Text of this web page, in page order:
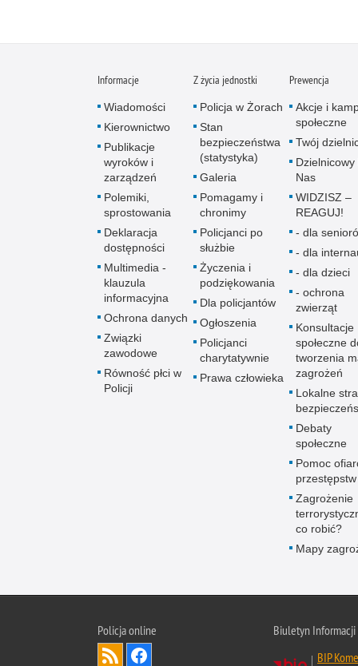
Informacje
Wiadomości
Kierownictwo
Publikacje
wyroków i
zarządzeń
Polemiki,
sprostowania
Deklaracja
dostępności
Multimedia -
klauzula
informacyjna
Ochrona danych
Związki
zawodowe
Równość płci w
Policji
Z życia jednostki
Policja w Żorach
Stan
bezpieczeństwa
(statystyka)
Galeria
Pomagamy i
chronimy
Policjanci po
służbie
Życzenia i
podziękowania
Dla policjantów
Ogłoszenia
Policjanci
charytatywnie
Prawa człowieka
Prewencja
Akcje i
społeczne
Twój
Dzielnicowy
Nas
WIDZISZ –
REAGUJ!
- dla
- dla
- dla dzieci
- ochrona
zwierząt
Konsultacje
społeczne
tworzenia
zagrożeń
Lokalne
Debaty
społeczne
Pomoc
przestępstw
Zagrożenie
co robić?
Mapy
Policja online
Biuletyn
BIP